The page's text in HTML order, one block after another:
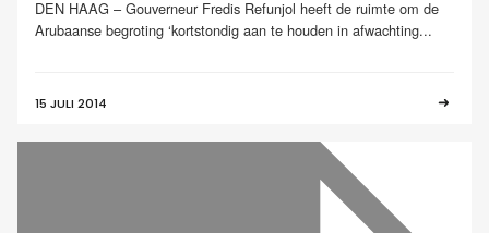
DEN HAAG – Gouverneur Fredis Refunjol heeft de ruimte om de
Arubaanse begroting ‘kortstondig aan te houden in afwachting...
15 JULI 2014